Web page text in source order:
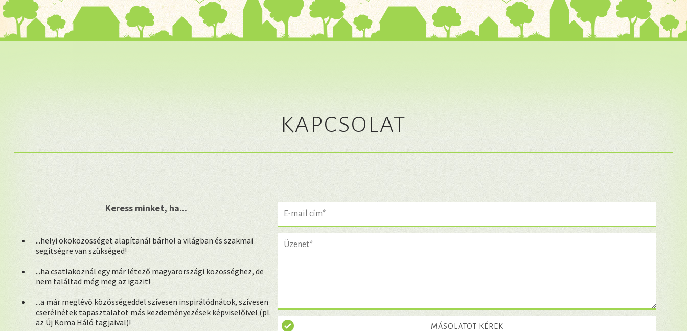
KAPCSOLAT
Keress minket, ha...
...helyi ökoközösséget alapítanál bárhol a világban és szakmai
segítségre van szükséged!
...ha csatlakoznál egy már létező magyarországi közösséghez, de
nem találtad még meg az igazit!
...a már meglévő közösségeddel szívesen inspirálódnátok, szívesen
cserélnétek tapasztalatot más kezdeményezések képviselőivel (pl.
az Új Koma Háló tagjaival)!
MÁSOLATOT KÉREK